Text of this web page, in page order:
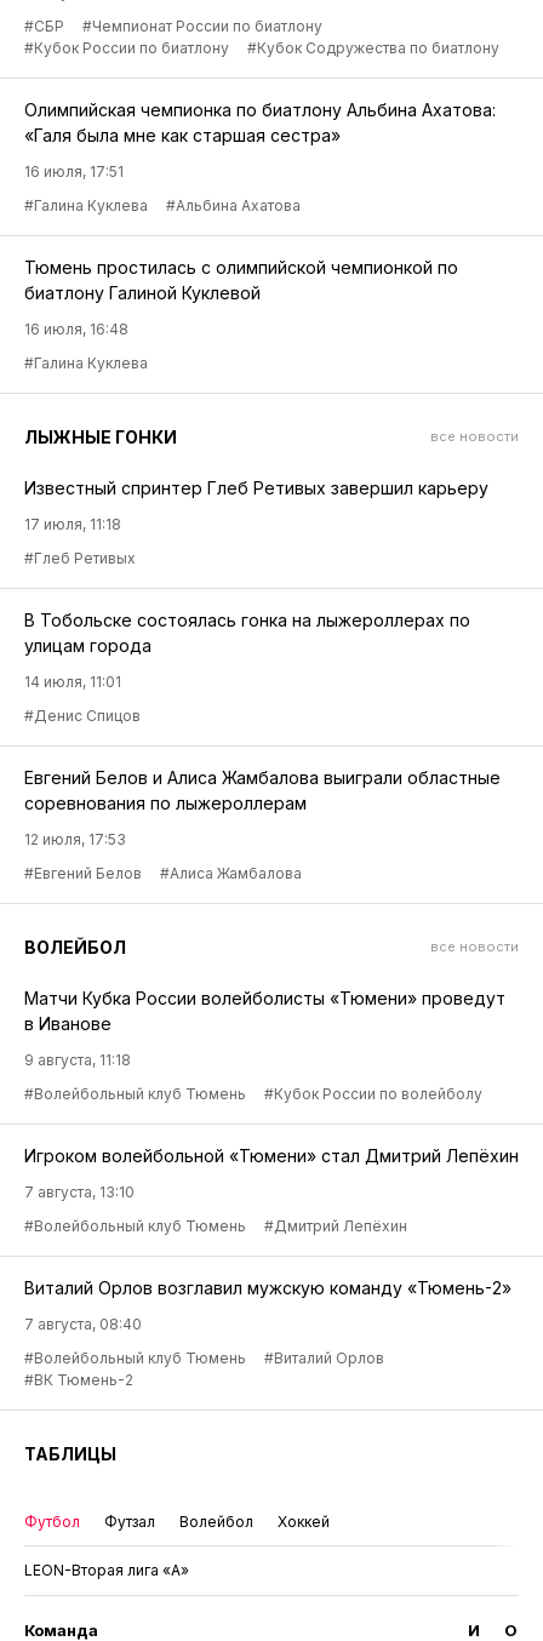
#СБР
#Чемпионат России по биатлону
#Кубок России по биатлону
#Кубок Содружества по биатлону
Олимпийская чемпионка по биатлону Альбина Ахатова:
«Галя была мне как старшая сестра»
16 июля, 17:51
#Галина Куклева
#Альбина Ахатова
Тюмень простилась с олимпийской чемпионкой по
биатлону Галиной Куклевой
16 июля, 16:48
#Галина Куклева
ЛЫЖНЫЕ ГОНКИ все новости
Известный спринтер Глеб Ретивых завершил карьеру
17 июля, 11:18
#Глеб Ретивых
В Тобольске состоялась гонка на лыжероллерах по
улицам города
14 июля, 11:01
#Денис Спицов
Евгений Белов и Алиса Жамбалова выиграли областные
соревнования по лыжероллерам
12 июля, 17:53
#Евгений Белов
#Алиса Жамбалова
ВОЛЕЙБОЛ все новости
Матчи Кубка России волейболисты «Тюмени» проведут
в Иванове
9 августа, 11:18
#Волейбольный клуб Тюмень
#Кубок России по волейболу
Игроком волейбольной «Тюмени» стал Дмитрий Лепёхин
7 августа, 13:10
#Волейбольный клуб Тюмень
#Дмитрий Лепёхин
Виталий Орлов возглавил мужскую команду «Тюмень-2»
7 августа, 08:40
#Волейбольный клуб Тюмень
#Виталий Орлов
#ВК Тюмень-2
ТАБЛИЦЫ
Футбол Футзал Волейбол Хоккей
LEON-Вторая лига «А»
Команда И О